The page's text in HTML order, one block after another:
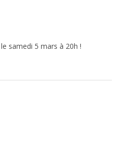
samedi 5 mars à 20h !